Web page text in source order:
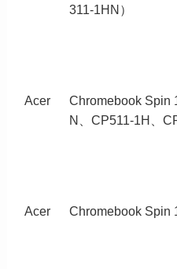
311-1HN）
Acer
Chromebook Spin
N、CP511-1H、
Acer Chromebook Spin